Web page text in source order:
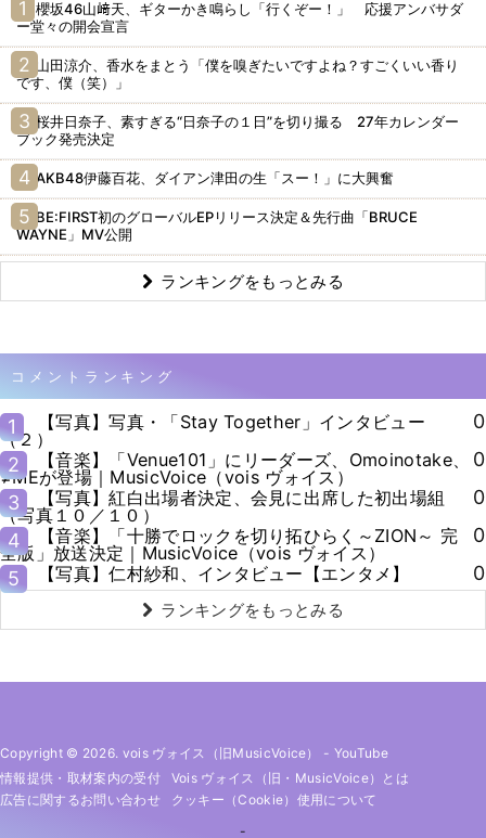
櫻坂46山﨑天、ギターかき鳴らし「行くぞー！」 応援アンバサダ
ー堂々の開会宣言
山田涼介、香水をまとう「僕を嗅ぎたいですよね？すごくいい香り
です、僕（笑）」
桜井日奈子、素すぎる“日奈子の１日”を切り撮る 27年カレンダー
ブック発売決定
AKB48伊藤百花、ダイアン津田の生「スー！」に大興奮
BE:FIRST初のグローバルEPリリース決定＆先行曲「BRUCE
WAYNE」MV公開
ランキングをもっとみる
コメントランキング
1
【写真】写真・「Stay Together」インタビュー
（２）
0
2
【音楽】「Venue101」にリーダーズ、Omoinotake、
≠MEが登場｜MusicVoice（vois ヴォイス）
0
3
【写真】紅白出場者決定、会見に出席した初出場組
（写真１０／１０）
0
4
【音楽】「十勝でロックを切り拓ひらく～ZION～ 完
全版」放送決定｜MusicVoice（vois ヴォイス）
0
5
【写真】仁村紗和、インタビュー【エンタメ】 0
ランキングをもっとみる
Copyright © 2026. vois ヴォイス（旧MusicVoice） - YouTube
情報提供・取材案内の受付
Vois ヴォイス（旧・MusicVoice）とは
広告に関するお問い合わせ
クッキー（cookie）使用について
-